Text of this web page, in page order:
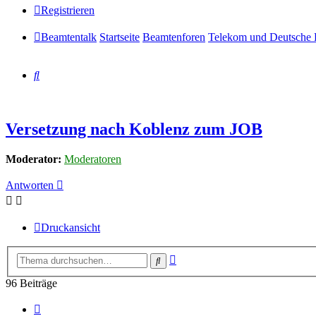
Registrieren
Beamtentalk Startseite Beamtenforen Telekom und Deutsche
Suche
Versetzung nach Koblenz zum JOB
Moderator: Moderatoren
Antworten
Druckansicht
Suche
96 Beiträge